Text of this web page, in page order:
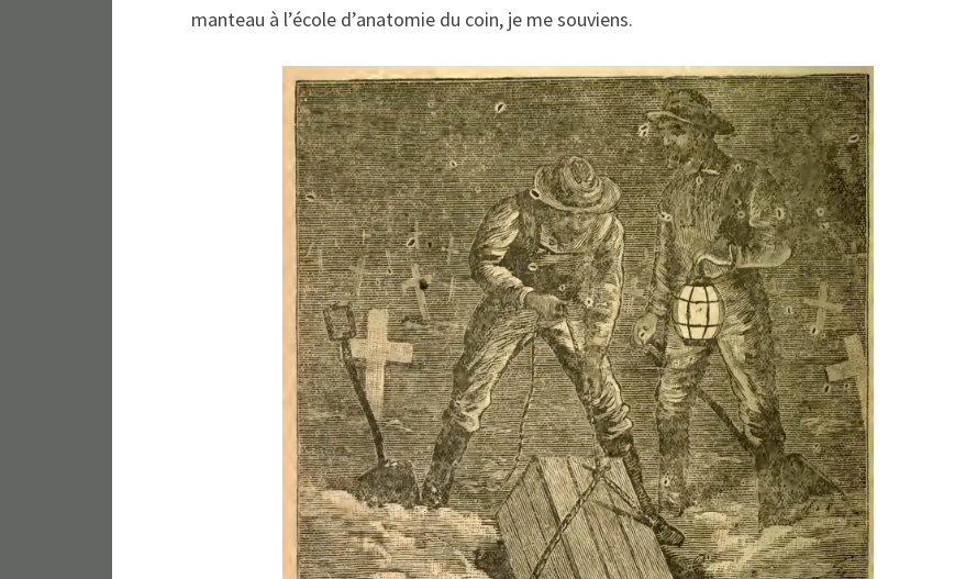
manteau à l’école d’anatomie du coin, je me souviens.